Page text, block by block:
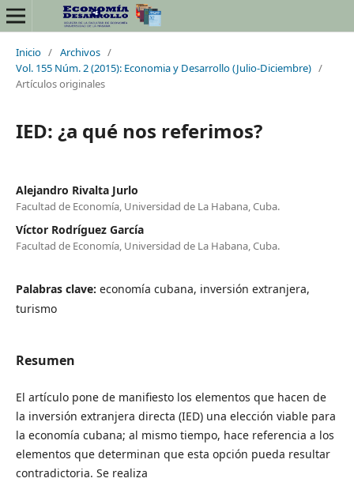
Inicio / Archivos /
Vol. 155 Núm. 2 (2015): Economia y Desarrollo (Julio-Diciembre) /
Artículos originales
IED: ¿a qué nos referimos?
Alejandro Rivalta Jurlo
Facultad de Economía, Universidad de La Habana, Cuba.
Víctor Rodríguez García
Facultad de Economía, Universidad de La Habana, Cuba.
Palabras clave: economía cubana, inversión extranjera,
turismo
Resumen
El artículo pone de manifiesto los elementos que hacen de
la inversión extranjera directa (IED) una elección viable para
la economía cubana; al mismo tiempo, hace referencia a los
elementos que determinan que esta opción pueda resultar
contradictoria. Se realiza